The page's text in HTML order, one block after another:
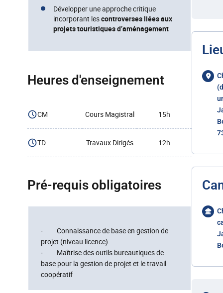
Développer une approche critique
incorporant lescontroverses liées aux
projets touristiques d’aménagement
Heures d'enseignement
CM Cours Magistral 15h
TD Travaux Dirigés 12h
Pré-requis obligatoires
· Connaissance de base en gestion de
projet (niveau licence)
· Maîtrise des outils bureautiques de
base pour la gestion de projet et le travail
coopératif